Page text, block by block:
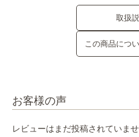
取扱
この商品につ
お客様の声
レビューはまだ投稿されていま